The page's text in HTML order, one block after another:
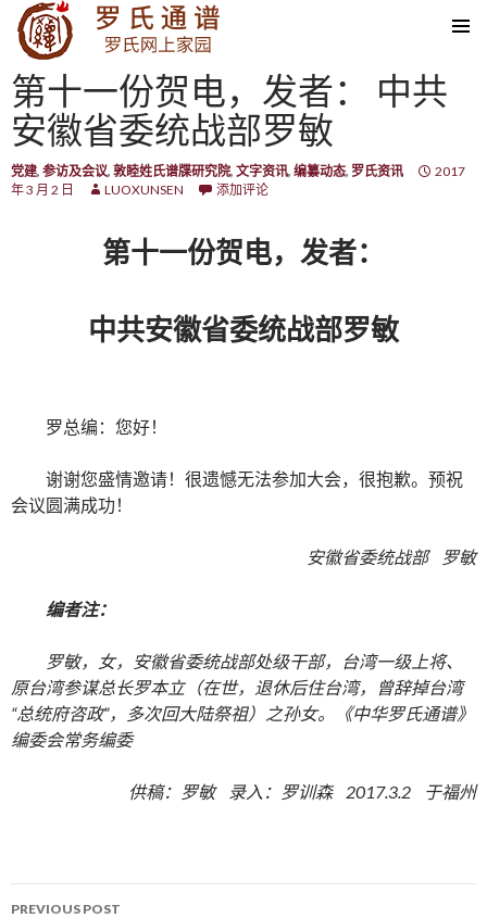
SKIP TO CONTENT
第十一份贺电，发者： 中共
安徽省委统战部罗敏
党建, 参访及会议, 敦睦姓氏谱牒研究院, 文字资讯, 编纂动态, 罗氏资讯
2017
年 3 月 2 日
LUOXUNSEN 添加评论
第十一份贺电，发者：
中共安徽省委统战部罗敏
罗总编：您好！
谢谢您盛情邀请！很遗憾无法参加大会，很抱歉。预祝
会议圆满成功！
安徽省委统战部 罗敏
编者注：
罗敏，女，安徽省委统战部处级干部，台湾一级上将、
原台湾参谋总长罗本立（在世，退休后住台湾，曾辞掉台湾
“总统府咨政”，多次回大陆祭祖）之孙女。《中华罗氏通谱》
编委会常务编委
供稿：罗敏 录入：罗训森 2017.3.2 于福州
PREVIOUS POST